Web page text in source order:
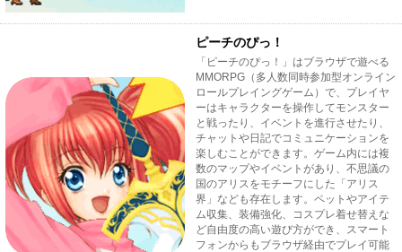
ピーチのぴっ！
「ピーチのぴっ！」はブラウザで遊べる
MMORPG（多人数同時参加型オンライン
ロールプレイングゲーム）で、プレイヤ
ーはキャラクターを操作してモンスター
と戦ったり、イベントを進行させたり、
チャットや日記でコミュニケーションを
楽しむことができます。ゲーム内には複
数のマップやイベントがあり、不思議の
国のアリスをモチーフにした「アリス
界」なども存在します。ペットやアイテ
ム収集、装備強化、コスプレ着せ替えな
ど自由度の高い遊び方ができ、スマート
フォンからもブラウザ経由でプレイ可能